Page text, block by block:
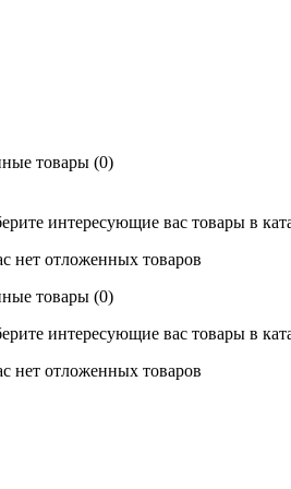
товары (0)
интересующие вас товары в
нет отложенных товаров
товары (0)
интересующие вас товары в
нет отложенных товаров